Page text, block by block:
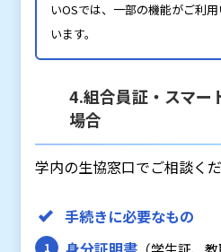
いOSでは、一部の機能がご利
います。
4.組合員証・スマー
場合
学内の生協窓口でご相談くだ
手続きに必要なもの